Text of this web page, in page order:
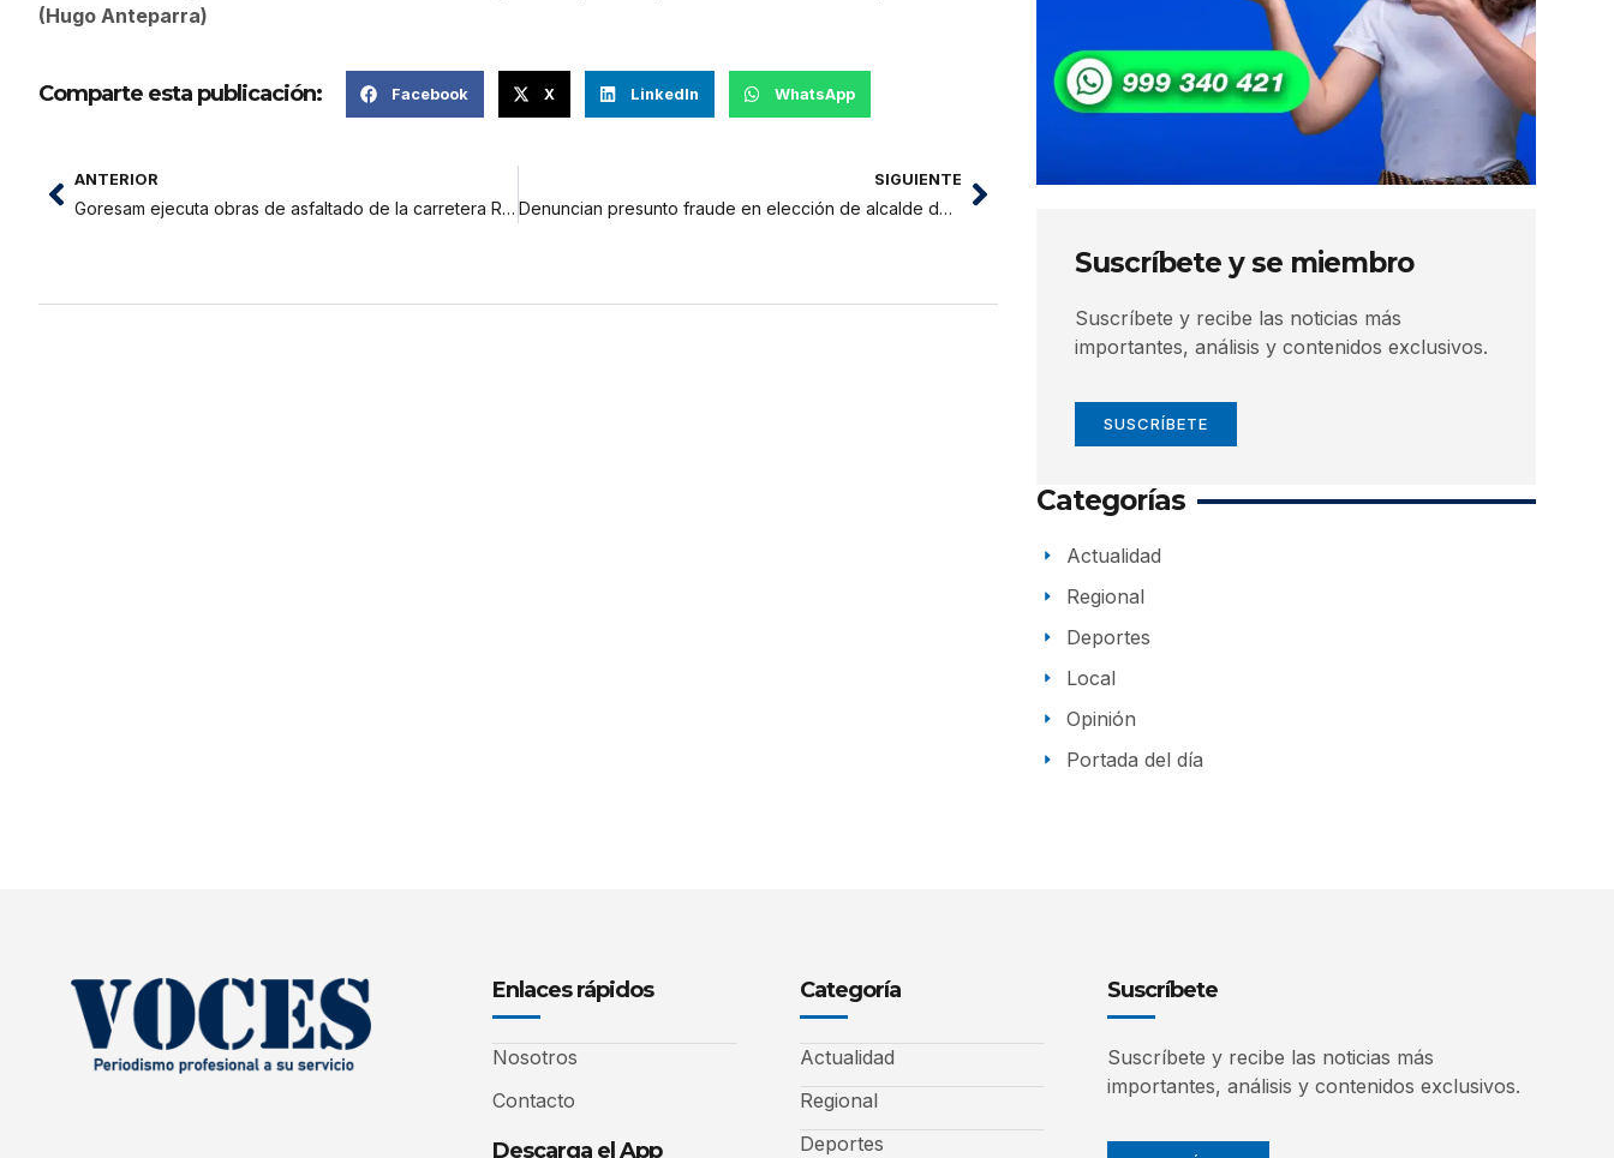
(Hugo Anteparra)
Comparte esta publicación: Facebook X LinkedIn WhatsApp
ANTERIOR
Goresam ejecuta obras de asfaltado de la carretera Rioja – Yorongos
SIGUIENTE
Denuncian presunto fraude en elección de alcalde delegado de Santa Rosa de Cumbaza
Suscríbete y se miembro
Suscríbete y recibe las noticias más
importantes, análisis y contenidos exclusivos.
SUSCRÍBETE
Categorías
Actualidad
Regional
Deportes
Local
Opinión
Portada del día
Enlaces rápidos
Nosotros
Contacto
Descarga el App
Categoría
Actualidad
Regional
Deportes
Suscríbete
Suscríbete y recibe las noticias más
importantes, análisis y contenidos exclusivos.